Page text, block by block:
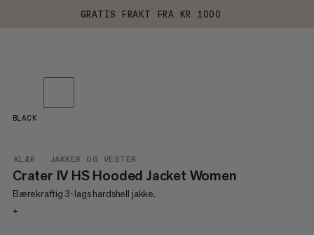
GRATIS FRAKT FRA KR 1000
KLÆR JAKKER OG VESTER
Crater IV HS Hooded Jacket Women
Bærekraftig 3-lags hardshell jakke.
+
BLACK